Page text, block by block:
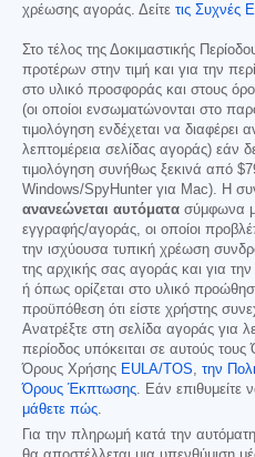
χρέωσης αγοράς. Δείτε τις Συχνές
Στο τέλος της Δοκιμαστικής
προτέρων στην τιμή και για την
στο υλικό προσφοράς και στους
(οι οποίοι ενσωματώνονται στο
τιμολόγηση ενδέχεται να
λεπτομέρεια σελίδας αγοράς) εάν
τιμολόγηση συνήθως ξεκινά από
Windows/SpyHunter για Mac). Η
ανανεώνεται αυτόματα σύμφωνα
εγγραφής/αγοράς, οι οποίοι
την ισχύουσα τυπική χρέωση
της αρχικής σας αγοράς και για
ή όπως ορίζεται στο υλικό
προϋπόθεση ότι είστε χρήστης
Ανατρέξτε στη σελίδα αγοράς για
περίοδος υπόκειται σε αυτούς
Όρους Χρήσης EULA/TOS, την
Όρους Έκπτωσης. Εάν επιθυμείτε
μάθετε πώς.
Για την πληρωμή κατά την